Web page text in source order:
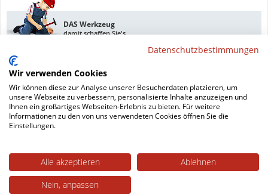
DAS Werkzeug
damit schaffen Sie's
Datenblatt drucken
Beschreibung
Möbelgleiter für Stuhl Holly mit Quadratrohrgestell
Trusted Shops Bewertungen
Datenschutzbestimmungen
Wir verwenden Cookies
Wir können diese zur Analyse unserer Besucherdaten platzieren, um
unsere Webseite zu verbessern, personalisierte Inhalte anzuzeigen und
Ihnen ein großartiges Webseiten-Erlebnis zu bieten. Für weitere
Informationen zu den von uns verwendeten Cookies öffnen Sie die
Einstellungen.
Alle akzeptieren
Ablehnen
Nein, anpassen